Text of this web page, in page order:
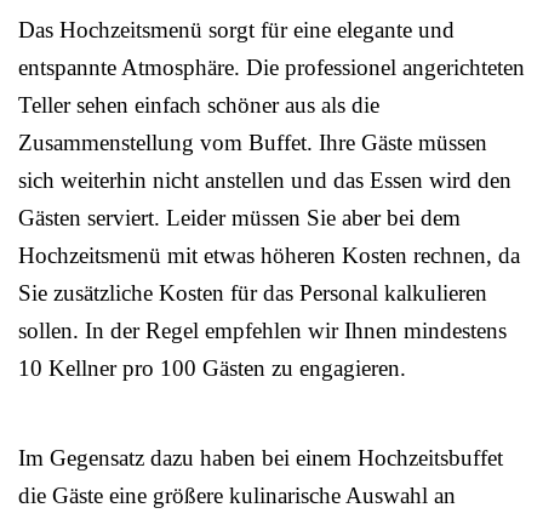
Das Hochzeitsmenü sorgt für eine elegante und
entspannte Atmosphäre. Die professionel angerichteten
Teller sehen einfach schöner aus als die
Zusammenstellung vom Buffet. Ihre Gäste müssen
sich weiterhin nicht anstellen und das Essen wird den
Gästen serviert. Leider müssen Sie aber bei dem
Hochzeitsmenü mit etwas höheren Kosten rechnen, da
Sie zusätzliche Kosten für das Personal kalkulieren
sollen. In der Regel empfehlen wir Ihnen mindestens
10 Kellner pro 100 Gästen zu engagieren.
Im Gegensatz dazu haben bei einem Hochzeitsbuffet
die Gäste eine größere kulinarische Auswahl an